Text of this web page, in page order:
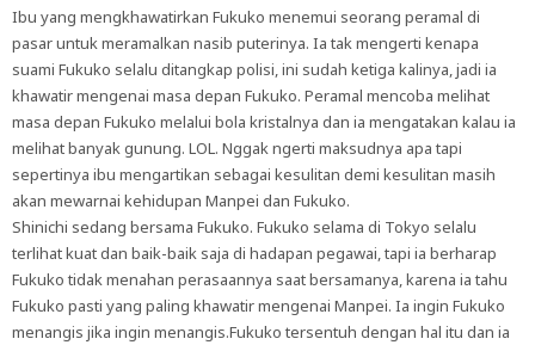
Ibu yang mengkhawatirkan Fukuko menemui seorang peramal di
pasar untuk meramalkan nasib puterinya. Ia tak mengerti kenapa
suami Fukuko selalu ditangkap polisi, ini sudah ketiga kalinya, jadi ia
khawatir mengenai masa depan Fukuko. Peramal mencoba melihat
masa depan Fukuko melalui bola kristalnya dan ia mengatakan kalau ia
melihat banyak gunung. LOL. Nggak ngerti maksudnya apa tapi
sepertinya ibu mengartikan sebagai kesulitan demi kesulitan masih
akan mewarnai kehidupan Manpei dan Fukuko.
Shinichi sedang bersama Fukuko. Fukuko selama di Tokyo selalu
terlihat kuat dan baik-baik saja di hadapan pegawai, tapi ia berharap
Fukuko tidak menahan perasaannya saat bersamanya, karena ia tahu
Fukuko pasti yang paling khawatir mengenai Manpei. Ia ingin Fukuko
menangis jika ingin menangis.Fukuko tersentuh dengan hal itu dan ia